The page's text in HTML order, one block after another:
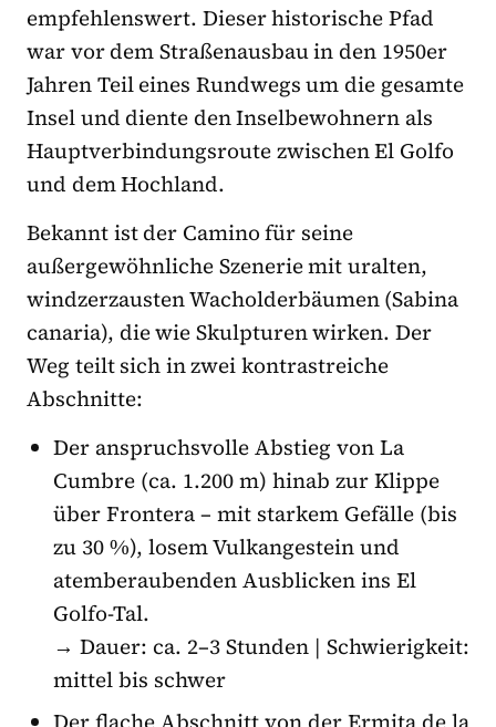
empfehlenswert. Dieser historische Pfad
war vor dem Straßenausbau in den 1950er
Jahren Teil eines Rundwegs um die gesamte
Insel und diente den Inselbewohnern als
Hauptverbindungsroute zwischen El Golfo
und dem Hochland.
Bekannt ist der Camino für seine
außergewöhnliche Szenerie mit uralten,
windzerzausten Wacholderbäumen (Sabina
canaria), die wie Skulpturen wirken. Der
Weg teilt sich in zwei kontrastreiche
Abschnitte:
Der anspruchsvolle Abstieg von La
Cumbre (ca. 1.200 m) hinab zur Klippe
über Frontera – mit starkem Gefälle (bis
zu 30 %), losem Vulkangestein und
atemberaubenden Ausblicken ins El
Golfo-Tal.
→ Dauer: ca. 2–3 Stunden | Schwierigkeit:
mittel bis schwer